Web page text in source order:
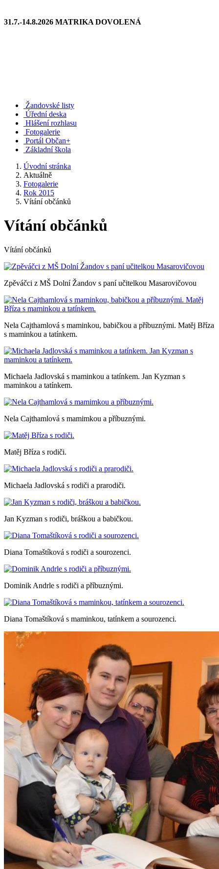
31.7.-14.8.2026 MATRIKA DOVOLENÁ
Žandovské listy
Úřední deska
Hlášení rozhlasu
Fotogalerie
Portál Občan+
Základní škola
Úvodní stránka
Aktuálně
Fotogalerie
Rok 2015
Vítání občánků
Vítání občánků
Vítání občánků
Zpěváčci z MŠ Dolní Žandov s paní učitelkou Masarovičovou
Nela Cajthamlová s maminkou, babičkou a příbuznými. Matěj Bříza
s maminkou a tatínkem.
Michaela Jadlovská s maminkou a tatínkem. Jan Kyzman s
maminkou a tatínkem.
Nela Cajthamlová s mamimkou a příbuznými.
Matěj Bříza s rodiči.
Michaela Jadlovská s rodiči a prarodiči.
Jan Kyzman s rodiči, bráškou a babičkou.
Diana Tomaštíková s rodiči a sourozenci.
Dominik Andrle s rodiči a příbuznými.
Diana Tomaštíková s maminkou, tatínkem a sourozenci.